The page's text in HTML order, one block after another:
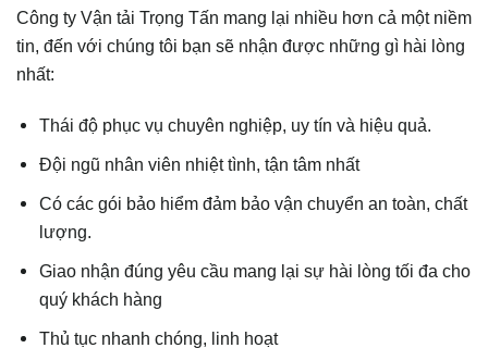
Công ty Vận tải Trọng Tấn mang lại nhiều hơn cả một niềm
tin, đến với chúng tôi bạn sẽ nhận được những gì hài lòng
nhất:
Thái độ phục vụ chuyên nghiệp, uy tín và hiệu quả.
Đội ngũ nhân viên nhiệt tình, tận tâm nhất
Có các gói bảo hiểm đảm bảo vận chuyển an toàn, chất
lượng.
Giao nhận đúng yêu cầu mang lại sự hài lòng tối đa cho
quý khách hàng
Thủ tục nhanh chóng, linh hoạt